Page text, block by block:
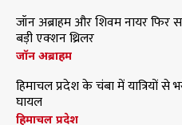
जॉन अब्राहम और शिवम नायर फिर
बड़ी एक्शन थ्रिलर
जॉन अब्राहम
हिमाचल प्रदेश के चंबा में यात्रियों
घायल
हिमाचल प्रदेश